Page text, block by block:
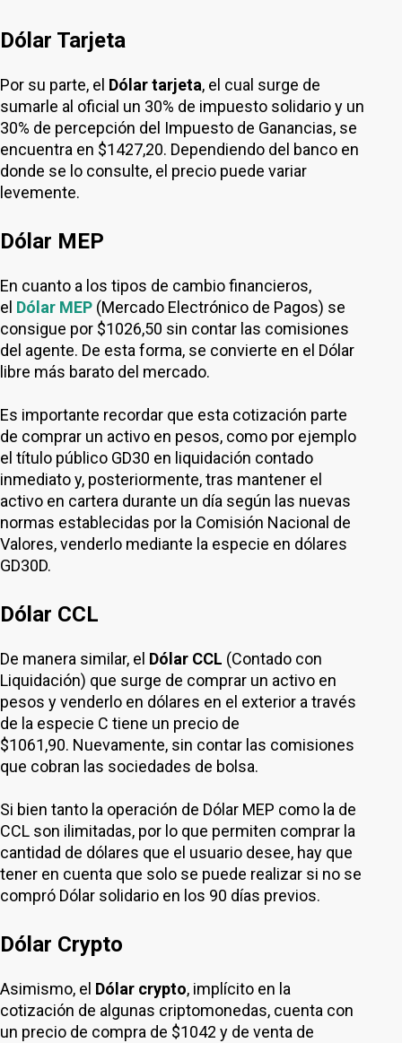
Dólar Tarjeta
Por su parte, el Dólar tarjeta, el cual surge de
sumarle al oficial un 30% de impuesto solidario y un
30% de percepción del Impuesto de Ganancias, se
encuentra en $1427,20. Dependiendo del banco en
donde se lo consulte, el precio puede variar
levemente.
Dólar MEP
En cuanto a los tipos de cambio financieros,
el Dólar MEP (Mercado Electrónico de Pagos) se
consigue por $1026,50 sin contar las comisiones
del agente. De esta forma, se convierte en el Dólar
libre más barato del mercado.
Es importante recordar que esta cotización parte
de comprar un activo en pesos, como por ejemplo
el título público GD30 en liquidación contado
inmediato y, posteriormente, tras mantener el
activo en cartera durante un día según las nuevas
normas establecidas por la Comisión Nacional de
Valores, venderlo mediante la especie en dólares
GD30D.
Dólar CCL
De manera similar, el Dólar CCL (Contado con
Liquidación) que surge de comprar un activo en
pesos y venderlo en dólares en el exterior a través
de la especie C tiene un precio de
$1061,90. Nuevamente, sin contar las comisiones
que cobran las sociedades de bolsa.
Si bien tanto la operación de Dólar MEP como la de
CCL son ilimitadas, por lo que permiten comprar la
cantidad de dólares que el usuario desee, hay que
tener en cuenta que solo se puede realizar si no se
compró Dólar solidario en los 90 días previos.
Dólar Crypto
Asimismo, el Dólar crypto, implícito en la
cotización de algunas criptomonedas, cuenta con
un precio de compra de $1042 y de venta de